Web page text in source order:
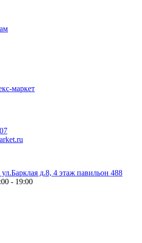
маркет
д.8, 4 этаж павильон 488
- 19:00